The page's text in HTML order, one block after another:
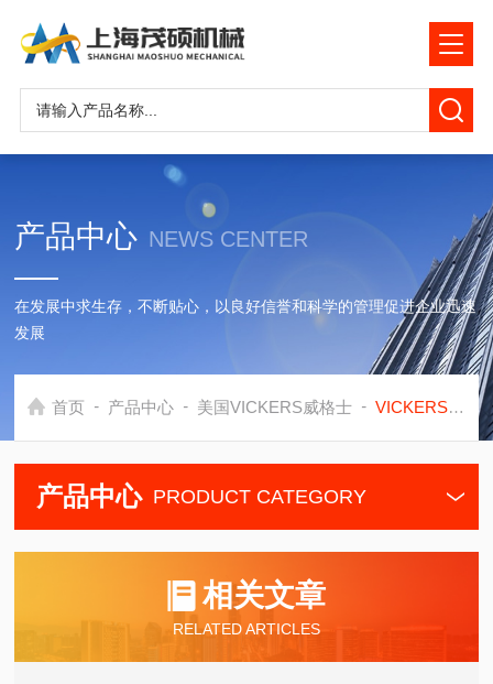
产品中心 NEWS CENTER
在发展中求生存，不断贴心，以良好信誉和科学的管理促进企业迅速
发展
首页 - 产品中心 - 美国VICKERS威格士 - VICKERS柱塞泵
产品中心 PRODUCT CATEGORY
相关文章
RELATED ARTICLES